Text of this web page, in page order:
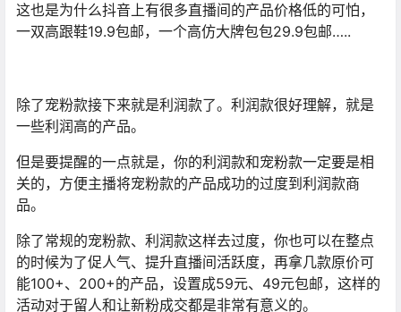
这也是为什么抖音上有很多直播间的产品价格低的可怕，
一双高跟鞋19.9包邮，一个高仿大牌包包29.9包邮…..
除了宠粉款接下来就是利润款了。利润款很好理解，就是
一些利润高的产品。
但是要提醒的一点就是，你的利润款和宠粉款一定要是相
关的，方便主播将宠粉款的产品成功的过度到利润款商
品。
除了常规的宠粉款、利润款这样去过度，你也可以在整点
的时候为了促人气、提升直播间活跃度，再拿几款原价可
能100+、200+的产品，设置成59元、49元包邮，这样的
活动对于留人和让新粉成交都是非常有意义的。